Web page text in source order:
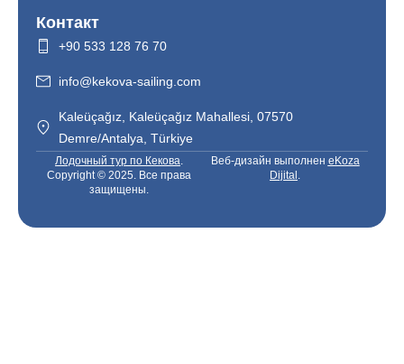
Контакт
+90 533 128 76 70
info@kekova-sailing.com
Kaleüçağız, Kaleüçağız Mahallesi, 07570
Demre/Antalya, Türkiye
Лодочный тур по Кекова
Copyright © 2025. Все права
защищены.
Веб-дизайн выполнен eKoza
Dijital